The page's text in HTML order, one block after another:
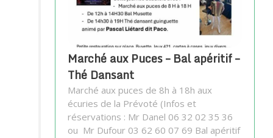
Marché aux Puces – Bal apéritif –
Thé Dansant
Marché aux puces de 8h à 18h aux
écuries de la Prévoté (Infos et
réservations : Mr Danel 06 32 02 35 36
ou Mr Dufour 03 62 60 07 69 Bal apéritif